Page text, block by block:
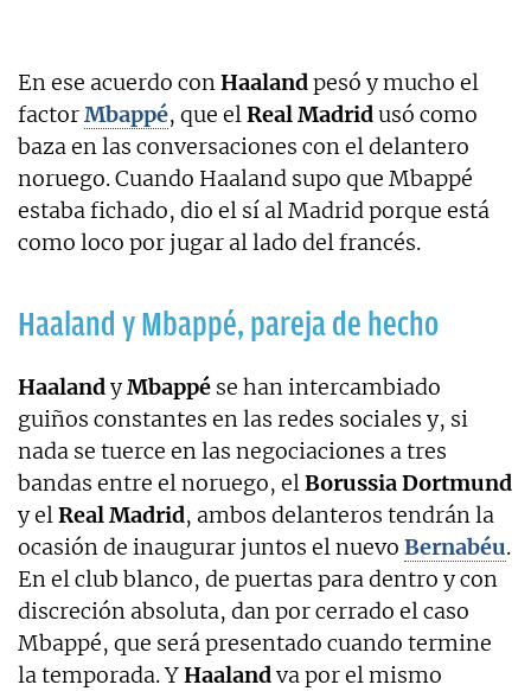
En ese acuerdo conHaalandpesó y mucho el
factorMbappé, que elReal Madridusó como
baza en las conversaciones con el delantero
noruego. Cuando Haaland supo que Mbappé
estaba fichado, dio el sí al Madrid porque está
como loco por jugar al lado del francés.
Haaland y Mbappé, pareja de hecho
HaalandyMbappé se han intercambiado
guiños constantes en las redes sociales y, si
nada se tuerce en las negociaciones a tres
bandas entre el noruego, elBorussia Dortmund
y elReal Madrid, ambos delanteros tendrán la
ocasión de inaugurar juntos el nuevo Bernabéu.
En el club blanco, de puertas para dentro y con
discreción absoluta, dan por cerrado el caso
Mbappé, que será presentado cuando termine
la temporada. YHaalandva por el mismo